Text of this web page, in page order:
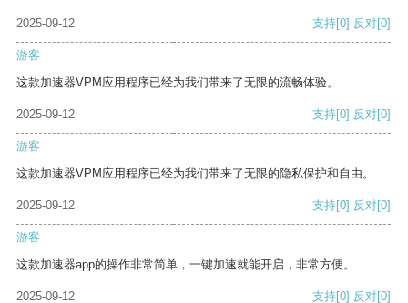
2025-09-12 支持[0] 反对[0]
游客
这款加速器VPM应用程序已经为我们带来了无限的流畅体验。
2025-09-12 支持[0] 反对[0]
游客
这款加速器VPM应用程序已经为我们带来了无限的隐私保护和自由。
2025-09-12 支持[0] 反对[0]
游客
这款加速器app的操作非常简单，一键加速就能开启，非常方便。
2025-09-12 支持[0] 反对[0]